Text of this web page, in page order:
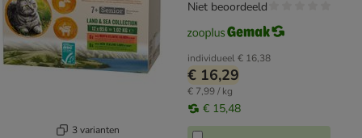
3 varianten
individueel€ 16,38
€ 16,29
€ 7,99 / kg
€ 15,48
Niet beoordeeld